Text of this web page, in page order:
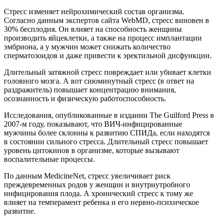
Стресс изменяет нейрохимический состав организма.
Согласно данным экспертов сайта WebMD, стресс виновен в
30% бесплодия. Он влияет на способность женщины
производить яйцеклетки, а также на процесс имплантации
эмбриона, а у мужчин может снижать количество
сперматозоидов и даже привести к эректильной дисфункции.
Длительный затяжной стресс повреждает или убивает клетки
головного мозга. А вот сиюминутный стресс (в ответ на
раздражитель) повышает концентрацию внимания,
осознанность и физическую работоспособность.
Исследования, опубликованные в издании The Guilford Press в
2007-м году, показывают, что ВИЧ-инфицированные
мужчины более склонны к развитию СПИДа, если находятся
в состоянии сильного стресса. Длительный стресс повышает
уровень цитокинов в организме, которые вызывают
воспалительные процессы.
По данным MedicineNet, стресс увеличивает риск
преждевременных родов у женщин и внутриутробного
инфицирования плода. А хронический стресс к тому же
влияет на темперамент ребенка и его нервно-психическое
развитие.